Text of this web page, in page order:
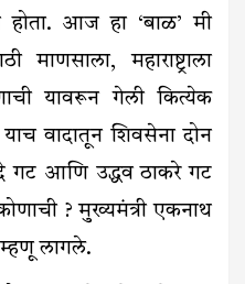
होता. आज हा ‘बाळ’ मी
माणसाला, महाराष्ट्राला
यावरून गेली कित्येक
वादातून शिवसेना दोन
गट आणि उद्धव ठाकरे गट
? मुख्यमंत्री एकनाथ
लागले.